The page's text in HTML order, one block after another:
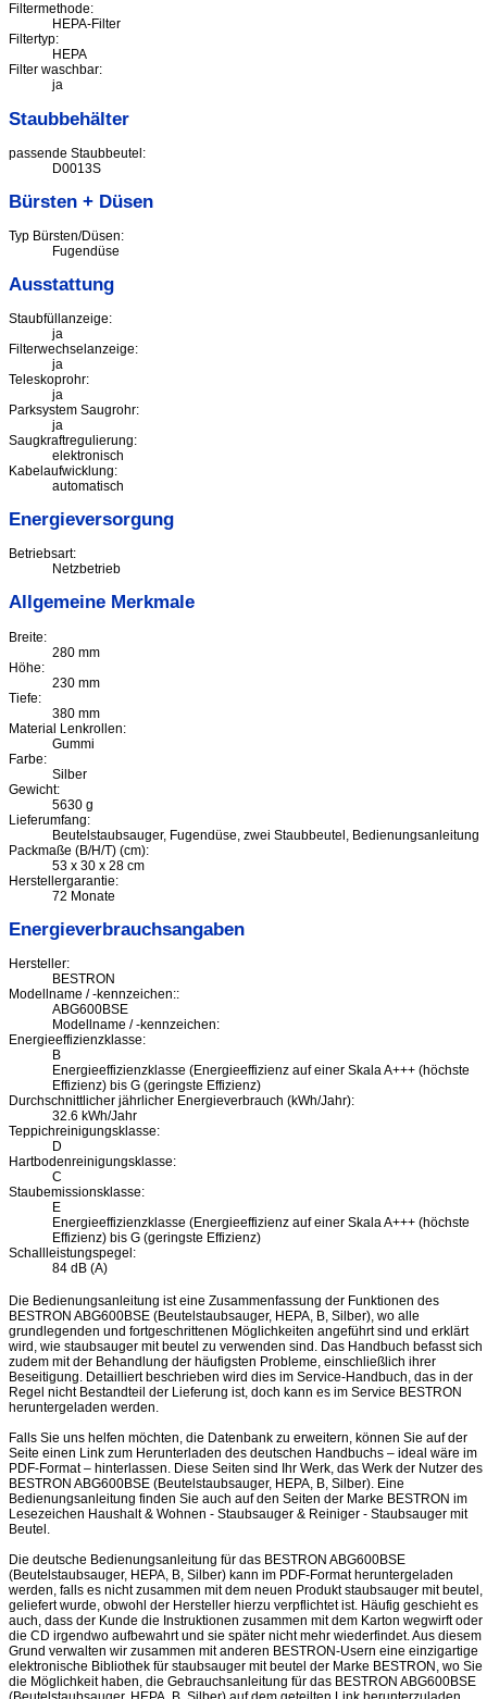
Filtermethode:
HEPA-Filter
Filtertyp:
HEPA
Filter waschbar:
ja
Staubbehälter
passende Staubbeutel:
D0013S
Bürsten + Düsen
Typ Bürsten/Düsen:
Fugendüse
Ausstattung
Staubfüllanzeige:
ja
Filterwechselanzeige:
ja
Teleskoprohr:
ja
Parksystem Saugrohr:
ja
Saugkraftregulierung:
elektronisch
Kabelaufwicklung:
automatisch
Energieversorgung
Betriebsart:
Netzbetrieb
Allgemeine Merkmale
Breite:
280 mm
Höhe:
230 mm
Tiefe:
380 mm
Material Lenkrollen:
Gummi
Farbe:
Silber
Gewicht:
5630 g
Lieferumfang:
Beutelstaubsauger, Fugendüse, zwei Staubbeutel, Bedienungsanleitung
Packmaße (B/H/T) (cm):
53 x 30 x 28 cm
Herstellergarantie:
72 Monate
Energieverbrauchsangaben
Hersteller:
BESTRON
Modellname / -kennzeichen::
ABG600BSE
Modellname / -kennzeichen:
Energieeffizienzklasse:
B
Energieeffizienzklasse (Energieeffizienz auf einer Skala A+++ (höchste
Effizienz) bis G (geringste Effizienz)
Durchschnittlicher jährlicher Energieverbrauch (kWh/Jahr):
32.6 kWh/Jahr
Teppichreinigungsklasse:
D
Hartbodenreinigungsklasse:
C
Staubemissionsklasse:
E
Energieeffizienzklasse (Energieeffizienz auf einer Skala A+++ (höchste
Effizienz) bis G (geringste Effizienz)
Schallleistungspegel:
84 dB (A)
Die Bedienungsanleitung ist eine Zusammenfassung der Funktionen des
BESTRON ABG600BSE (Beutelstaubsauger, HEPA, B, Silber), wo alle
grundlegenden und fortgeschrittenen Möglichkeiten angeführt sind und erklärt
wird, wie staubsauger mit beutel zu verwenden sind. Das Handbuch befasst sich
zudem mit der Behandlung der häufigsten Probleme, einschließlich ihrer
Beseitigung. Detailliert beschrieben wird dies im Service-Handbuch, das in der
Regel nicht Bestandteil der Lieferung ist, doch kann es im Service BESTRON
heruntergeladen werden.
Falls Sie uns helfen möchten, die Datenbank zu erweitern, können Sie auf der
Seite einen Link zum Herunterladen des deutschen Handbuchs – ideal wäre im
PDF-Format – hinterlassen. Diese Seiten sind Ihr Werk, das Werk der Nutzer des
BESTRON ABG600BSE (Beutelstaubsauger, HEPA, B, Silber). Eine
Bedienungsanleitung finden Sie auch auf den Seiten der Marke BESTRON im
Lesezeichen Haushalt & Wohnen - Staubsauger & Reiniger - Staubsauger mit
Beutel.
Die deutsche Bedienungsanleitung für das BESTRON ABG600BSE
(Beutelstaubsauger, HEPA, B, Silber) kann im PDF-Format heruntergeladen
werden, falls es nicht zusammen mit dem neuen Produkt staubsauger mit beutel,
geliefert wurde, obwohl der Hersteller hierzu verpflichtet ist. Häufig geschieht es
auch, dass der Kunde die Instruktionen zusammen mit dem Karton wegwirft oder
die CD irgendwo aufbewahrt und sie später nicht mehr wiederfindet. Aus diesem
Grund verwalten wir zusammen mit anderen BESTRON-Usern eine einzigartige
elektronische Bibliothek für staubsauger mit beutel der Marke BESTRON, wo Sie
die Möglichkeit haben, die Gebrauchsanleitung für das BESTRON ABG600BSE